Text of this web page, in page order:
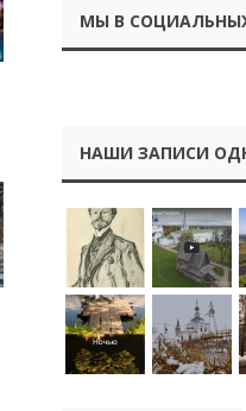
МЫ В
НАШИ ЗАПИСИ